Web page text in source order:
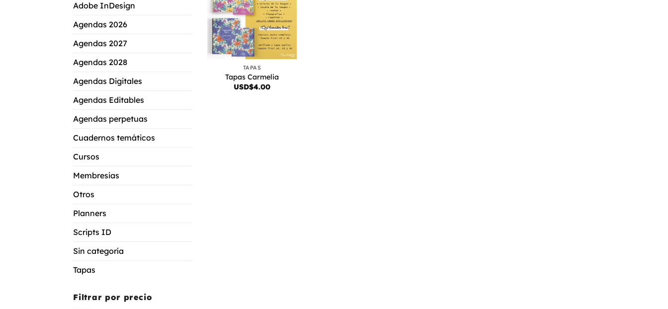
Adobe InDesign
Agendas 2026
Agendas 2027
Agendas 2028
Agendas Digitales
Agendas Editables
Agendas perpetuas
Cuadernos temáticos
Cursos
Membresias
Otros
Planners
Scripts ID
Sin categoría
Tapas
Filtrar por precio
+
TAPAS
Tapas Carmelia
USD$4.00